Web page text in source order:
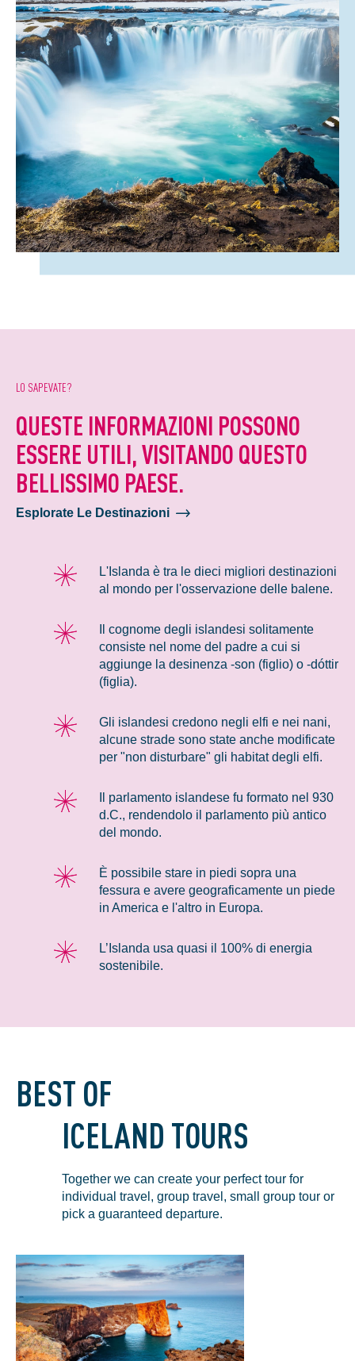
LO SAPEVATE?
QUESTE INFORMAZIONI POSSONO
ESSERE UTILI, VISITANDO QUESTO
BELLISSIMO PAESE.
Esplorate Le Destinazioni
L'Islanda è tra le dieci migliori destinazioni
al mondo per l'osservazione delle balene.
Il cognome degli islandesi solitamente
consiste nel nome del padre a cui si
aggiunge la desinenza -son (figlio) o -dóttir
(figlia).
Gli islandesi credono negli elfi e nei nani,
alcune strade sono state anche modificate
per "non disturbare" gli habitat degli elfi.
Il parlamento islandese fu formato nel 930
d.C., rendendolo il parlamento più antico
del mondo.
È possibile stare in piedi sopra una
fessura e avere geograficamente un piede
in America e l'altro in Europa.
L’Islanda usa quasi il 100% di energia
sostenibile.
BEST OF
ICELAND TOURS
Together we can create your perfect tour for
individual travel, group travel, small group tour or
pick a guaranteed departure.